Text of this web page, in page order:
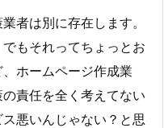
者は別に存在します。
もそれってちょっとお
ホームページ作成業
責任を全く考えてない
悪いんじゃない？と思